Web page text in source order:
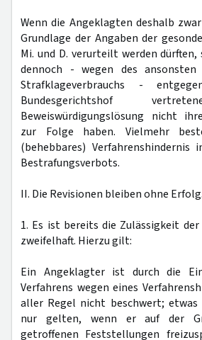
Wenn die Angeklagten deshalb
Grundlage der Angaben der
Mi. und D. verurteilt werden dürften,
dennoch - wegen des ansonsten
Strafklageverbrauchs -
Bundesgerichtshof
Beweiswürdigungslösung nicht
zur Folge haben. Vielmehr
(behebbares) Verfahrenshindernis
Bestrafungsverbots.
II. Die Revisionen bleiben ohne Erfolg.
1. Es ist bereits die Zulässigkeit
zweifelhaft. Hierzu gilt:
Ein Angeklagter ist durch die
Verfahrens wegen eines
aller Regel nicht beschwert; etwas
nur gelten, wenn er auf der
getroffenen Feststellungen